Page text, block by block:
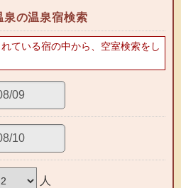
泉の温泉宿検索
ている宿の中から、空室検索をし
人